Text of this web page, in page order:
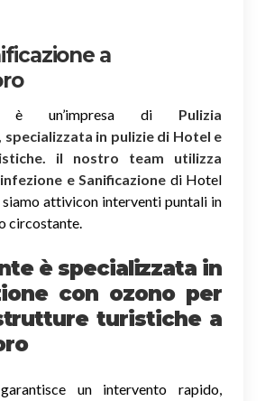
a
un’impresa di Pulizia
in pulizie di Hotel e
il nostro team utilizza
e Sanificazione di Hotel
siamo attivicon interventi puntali in
circostante.
è specializzata in
con ozono per
turistiche a
un intervento rapido,